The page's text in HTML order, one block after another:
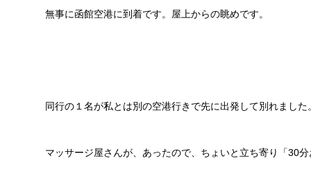
無事に函館空港に到着です。屋上からの眺めです。
同行の１名が私とは別の空港行きで先に出発して別れまし
マッサージ屋さんが、あったので、ちょいと立ち寄り「30